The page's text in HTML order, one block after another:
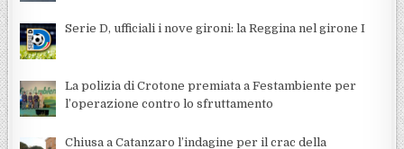
Serie D, ufficiali i nove gironi: la Reggina nel girone I
La polizia di Crotone premiata a Festambiente per
l’operazione contro lo sfruttamento
Chiusa a Catanzaro l’indagine per il crac della